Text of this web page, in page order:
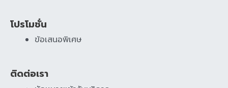
โปรโมชั่น
ข้อเสนอพิเศษ
ติดต่อเรา